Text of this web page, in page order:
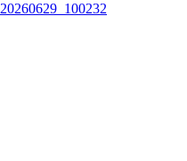
20260629_100232